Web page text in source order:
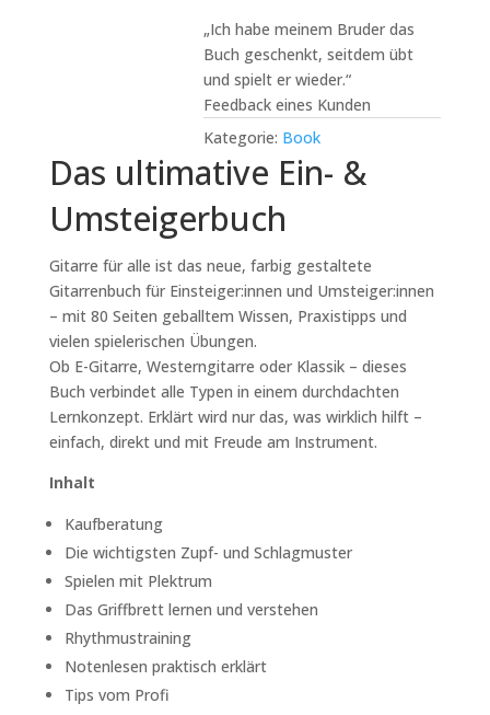
„Ich habe meinem Bruder das
Buch geschenkt, seitdem übt
und spielt er wieder.“
Feedback eines Kunden
Kategorie: Book
Das ultimative Ein- &
Umsteigerbuch
Gitarre für alle ist das neue, farbig gestaltete
Gitarrenbuch für Einsteiger:innen und Umsteiger:innen
– mit 80 Seiten geballtem Wissen, Praxistipps und
vielen spielerischen Übungen.
Ob E-Gitarre, Westerngitarre oder Klassik – dieses
Buch verbindet alle Typen in einem durchdachten
Lernkonzept. Erklärt wird nur das, was wirklich hilft –
einfach, direkt und mit Freude am Instrument.
Inhalt
Kaufberatung
Die wichtigsten Zupf- und Schlagmuster
Spielen mit Plektrum
Das Griffbrett lernen und verstehen
Rhythmustraining
Notenlesen praktisch erklärt
Tips vom Profi